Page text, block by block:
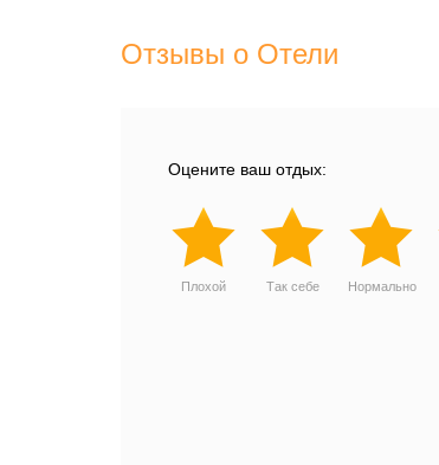
Отзывы о Отели
Оцените ваш отдых:
Плохой Так себе Нормально